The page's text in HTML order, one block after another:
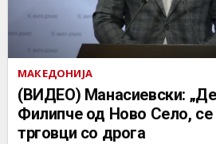
МАКЕДОНИЈА
(ВИДЕО) Манасиевски:
Филипче од Ново Село, се
трговци со дрога